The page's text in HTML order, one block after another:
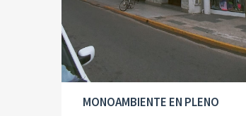
MONOAMBIENTE EN PLENO